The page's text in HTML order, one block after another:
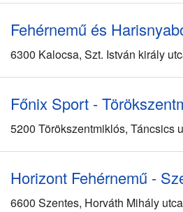
Fehérnemű és
6300 Kalocsa, Szt. István király
Főnix Sport -
5200 Törökszentmiklós, Táncsics
Horizont Fehérnemű -
6600 Szentes, Horváth Mihály